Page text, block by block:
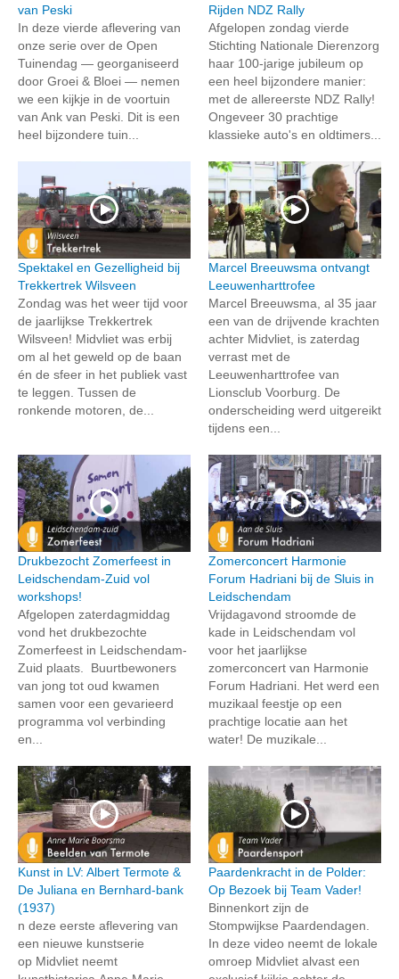
van Peski
In deze vierde aflevering van
onze serie over de Open
Tuinendag — georganiseerd
door Groei & Bloei — nemen
we een kijkje in de voortuin
van Ank van Peski. Dit is een
heel bijzondere tuin...
Rijden NDZ Rally
Afgelopen zondag vierde
Stichting Nationale Dierenzorg
haar 100-jarige jubileum op
een heel bijzondere manier:
met de allereerste NDZ Rally!
Ongeveer 30 prachtige
klassieke auto's en oldtimers...
Spektakel en Gezelligheid bij
Trekkertrek Wilsveen
Zondag was het weer tijd voor
de jaarlijkse Trekkertrek
Wilsveen! Midvliet was erbij
om al het geweld op de baan
én de sfeer in het publiek vast
te leggen. Tussen de
ronkende motoren, de...
Marcel Breeuwsma ontvangt
Leeuwenharttrofee
Marcel Breeuwsma, al 35 jaar
een van de drijvende krachten
achter Midvliet, is zaterdag
verrast met de
Leeuwenharttrofee van
Lionsclub Voorburg. De
onderscheiding werd uitgereikt
tijdens een...
Drukbezocht Zomerfeest in
Leidschendam-Zuid vol
workshops!
Afgelopen zaterdagmiddag
vond het drukbezochte
Zomerfeest in Leidschendam-
Zuid plaats. Buurtbewoners
van jong tot oud kwamen
samen voor een gevarieerd
programma vol verbinding
en...
Zomerconcert Harmonie
Forum Hadriani bij de Sluis in
Leidschendam
Vrijdagavond stroomde de
kade in Leidschendam vol
voor het jaarlijkse
zomerconcert van Harmonie
Forum Hadriani. Het werd een
muzikaal feestje op een
prachtige locatie aan het
water! De muzikale...
Kunst in LV: Albert Termote &
De Juliana en Bernhard-bank
(1937)
n deze eerste aflevering van
een nieuwe kunstserie
op Midvliet neemt
Paardenkracht in de Polder:
Op Bezoek bij Team Vader!
Binnenkort zijn de
Stompwijkse Paardendagen.
In deze video neemt de lokale
omroep Midvliet alvast een